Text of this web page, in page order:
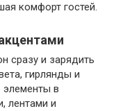
комфорт гостей.
сразу и зарядить
гирлянды и
в
лентами и